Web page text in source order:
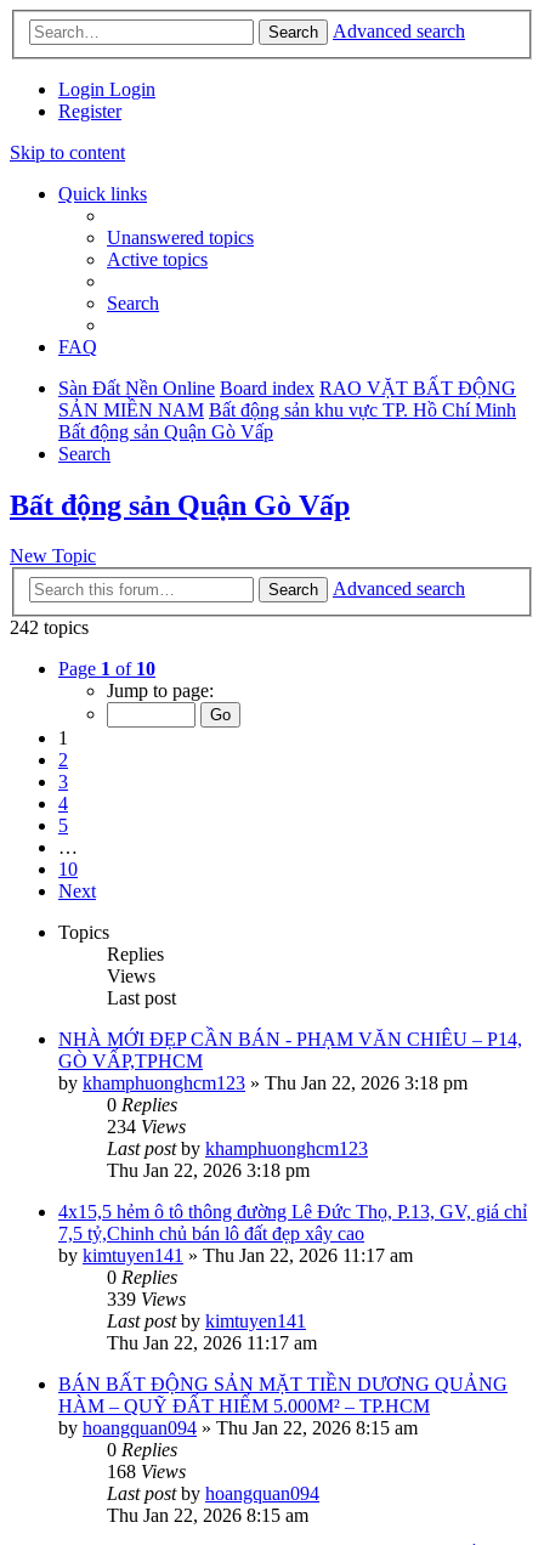
Search Advanced search
Login Login
Register
Skip to content
Quick links
Unanswered topics
Active topics
Search
FAQ
Sàn Đất Nền Online Board index RAO VẶT BẤT ĐỘNG
SẢN MIỀN NAM Bất động sản khu vực TP. Hồ Chí Minh
Bất động sản Quận Gò Vấp
Search
Bất động sản Quận Gò Vấp
New Topic
Search
Advanced search
242 topics
Page 1 of 10
Jump to page:
1
2
3
4
5
…
10
Next
Topics
Replies
Views
Last post
NHÀ MỚI ĐẸP CẦN BÁN - PHẠM VĂN CHIÊU – P14,
GÒ VẤP,TPHCM
by khamphuonghcm123 » Thu Jan 22, 2026 3:18 pm
0 Replies
234 Views
Last postby khamphuonghcm123
Thu Jan 22, 2026 3:18 pm
4x15,5 hẻm ô tô thông đường Lê Đức Thọ, P.13, GV, giá chỉ
7,5 tỷ,Chinh chủ bán lô đất đẹp xây cao
by kimtuyen141 » Thu Jan 22, 2026 11:17 am
0 Replies
339 Views
Last postby kimtuyen141
Thu Jan 22, 2026 11:17 am
BÁN BẤT ĐỘNG SẢN MẶT TIỀN DƯƠNG QUẢNG
HÀM – QUỸ ĐẤT HIẾM 5.000M² – TP.HCM
by hoangquan094 » Thu Jan 22, 2026 8:15 am
0 Replies
168 Views
Last postby hoangquan094
Thu Jan 22, 2026 8:15 am